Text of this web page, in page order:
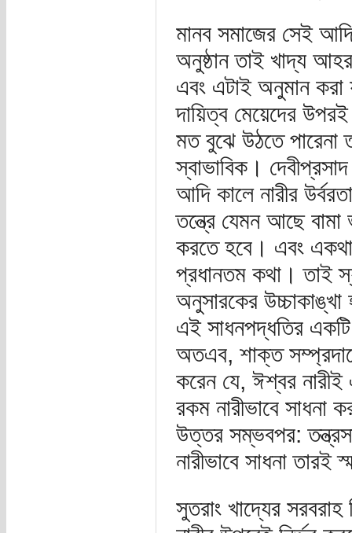
মানব সমাজের সেই
অনুষ্ঠান তাই খাদ্য
এবং এটাই অনুমান করা
দায়িত্ব মেয়েদের
মত বুঝে উঠতে পারেনা
স্বাভাবিক।
আদি কালে নারীর
তন্ত্রে যেমন আছে
করতে হবে। এবং একথা
প্রধানতম কথা। তাই
অনুসারকের উচ্চাকাঙ্খা
এই সাধনপদ্ধতির
অতএব, শাক্ত
করেন যে, ঈশ্বর
রকম নারীভাবে সাধনা
উত্তর সম্ভবপর:
নারীভাবে সাধনা
সুতরাং খাদ্যের